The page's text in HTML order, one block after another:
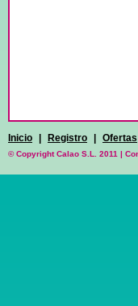
Inicio Registro Ofertas
© Copyright Calao S.L. 2011 |